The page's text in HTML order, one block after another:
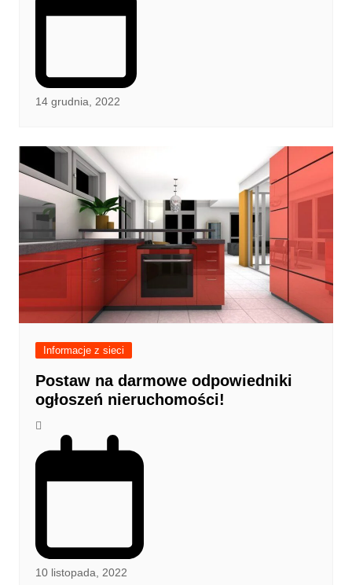
14 grudnia, 2022
Informacje z sieci
Postaw na darmowe odpowiedniki
ogłoszeń nieruchomości!
10 listopada, 2022